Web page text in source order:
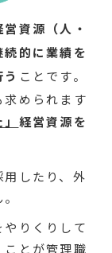
資源（人・
的に業績を
ことです。
められます
経営資源を
したり、外
りくりして
とが管理職